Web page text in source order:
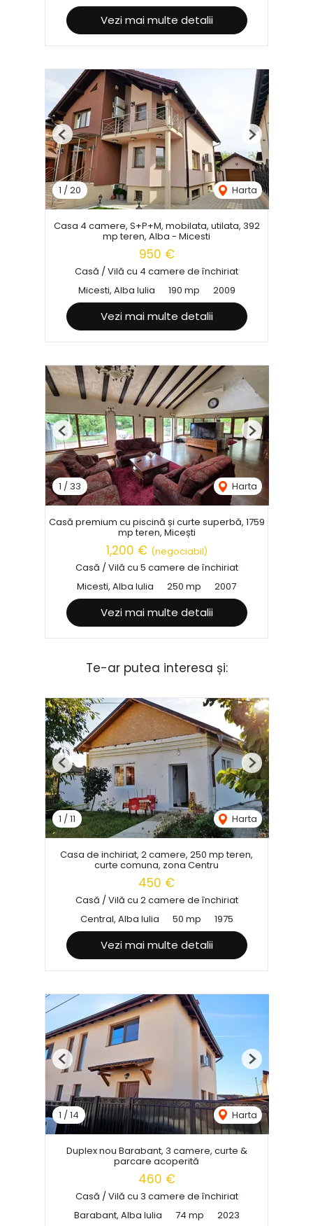
Vezi mai multe detalii
1 / 20 Harta
Previous Next
Casa 4 camere, S+P+M, mobilata, utilata, 392
mp teren, Alba - Micesti
950 €
Casă / Vilă cu 4 camere de închiriat
Micesti, Alba Iulia
190 mp 2009
Vezi mai multe detalii
1 / 33 Harta
Previous Next
Casă premium cu piscină și curte superbă, 1759
mp teren, Micești
1,200 € (negociabil)
Casă / Vilă cu 5 camere de închiriat
Micesti, Alba Iulia
250 mp 2007
Vezi mai multe detalii
Te-ar putea interesa și:
1 /11 Harta
Previous Next
Casa de inchiriat, 2 camere, 250 mp teren,
curte comuna, zona Centru
450 €
Casă / Vilă cu 2 camere de închiriat
Central, Alba Iulia
50 mp 1975
Vezi mai multe detalii
1 /14 Harta
Previous Next
Duplex nou Barabant, 3 camere, curte &
parcare acoperită
460 €
Casă / Vilă cu 3 camere de închiriat
Barabant, Alba Iulia
74 mp 2023